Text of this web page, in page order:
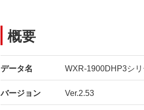
概要
データ名 WXR-1900DHP3シ
バージョン Ver.2.53